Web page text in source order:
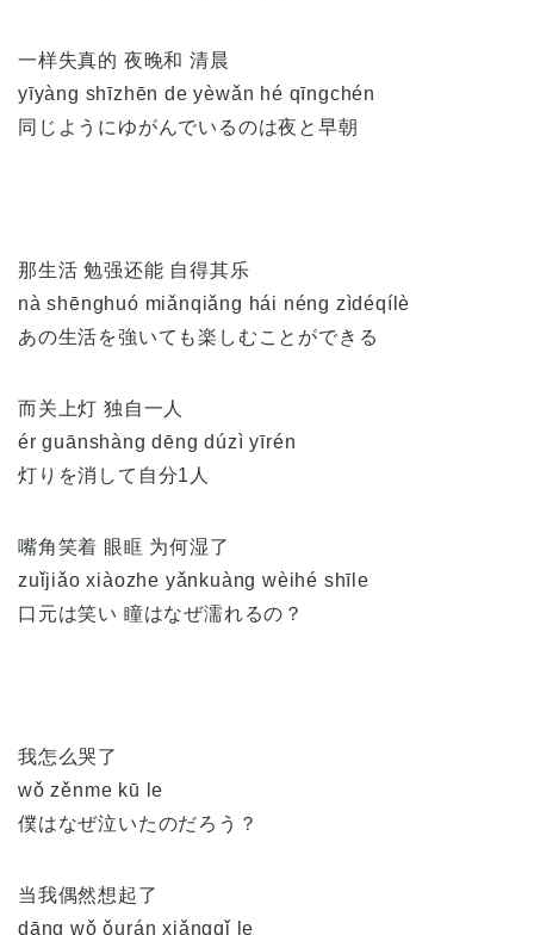
一样失真的 夜晚和 清晨
yīyàng shīzhēn de yèwǎn hé qīngchén
同じようにゆがんでいるのは夜と早朝
那生活 勉强还能 自得其乐
nà shēnghuó miǎnqiǎng hái néng zìdéqílè
あの生活を強いても楽しむことができる
而关上灯 独自一人
ér guānshàng dēng dúzì yīrén
灯りを消して自分1人
嘴角笑着 眼眶 为何湿了
zuǐjiǎo xiàozhe yǎnkuàng wèihé shīle
口元は笑い 瞳はなぜ濡れるの？
我怎么哭了
wǒ zěnme kū le
僕はなぜ泣いたのだろう？
当我偶然想起了
dāng wǒ ǒurán xiǎngqǐ le